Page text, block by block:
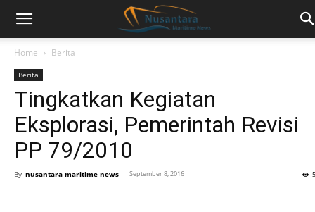
Home Berita
Berita
Tingkatkan Kegiatan
Eksplorasi, Pemerintah Revisi
PP 79/2010
By nusantara maritime news - September 8, 2016